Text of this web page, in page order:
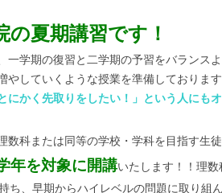
の夏期講習です！
一学期の復習と二学期の予習をバランス
やしていくような授業を準備しております
かく先取りをしたい！」という人にも
数科または同等の学校・学科を目指す生
年を対象に開講いたします！！理
ち、早期からハイレベルの問題に取り組